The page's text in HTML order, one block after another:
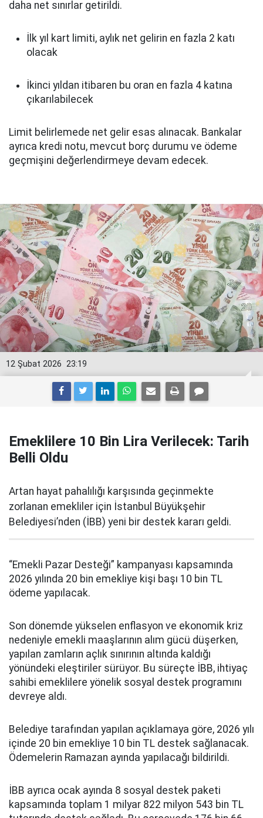
daha net sınırlar getirildi.
İlk yıl kart limiti, aylık net gelirin en fazla 2 katı
olacak
İkinci yıldan itibaren bu oran en fazla 4 katına
çıkarılabilecek
Limit belirlemede net gelir esas alınacak. Bankalar
ayrıca kredi notu, mevcut borç durumu ve ödeme
geçmişini değerlendirmeye devam edecek.
23:19
12 Şubat 2026
Emeklilere 10 Bin Lira Verilecek: Tarih
Belli Oldu
Artan hayat pahalılığı karşısında geçinmekte
zorlanan emekliler için İstanbul Büyükşehir
Belediyesi’nden (İBB) yeni bir destek kararı geldi.
“Emekli Pazar Desteği” kampanyası kapsamında
2026 yılında 20 bin emekliye kişi başı 10 bin TL
ödeme yapılacak.
Son dönemde yükselen enflasyon ve ekonomik kriz
nedeniyle emekli maaşlarının alım gücü düşerken,
yapılan zamların açlık sınırının altında kaldığı
yönündeki eleştiriler sürüyor. Bu süreçte İBB, ihtiyaç
sahibi emeklilere yönelik sosyal destek programını
devreye aldı.
Belediye tarafından yapılan açıklamaya göre, 2026 yılı
içinde 20 bin emekliye 10 bin TL destek sağlanacak.
Ödemelerin Ramazan ayında yapılacağı bildirildi.
İBB ayrıca ocak ayında 8 sosyal destek paketi
kapsamında toplam 1 milyar 822 milyon 543 bin TL